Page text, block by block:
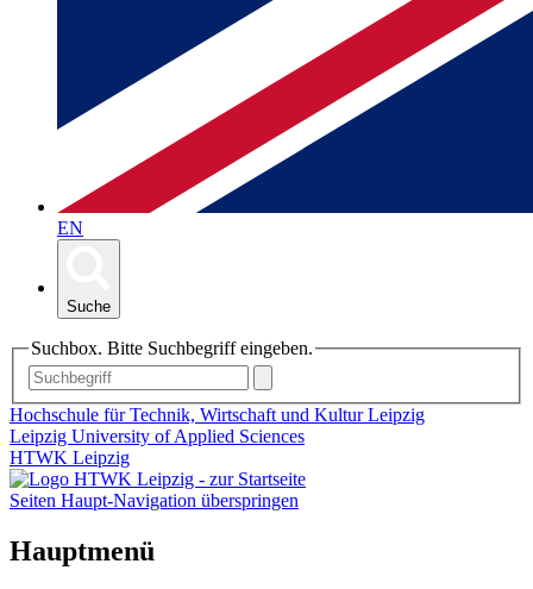
EN
Suche
Suchbox. Bitte Suchbegriff eingeben.
Hochschule für Technik, Wirtschaft und Kultur Leipzig
Leipzig University of Applied Sciences
HTWK Leipzig
Seiten Haupt-Navigation überspringen
Hauptmenü